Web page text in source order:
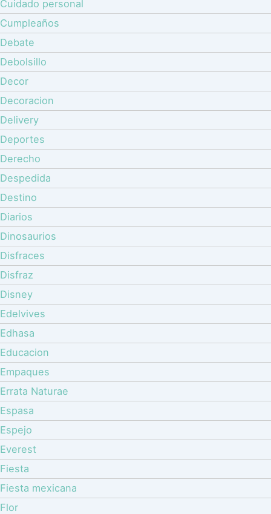
Cuidado personal
Cumpleaños
Debate
Debolsillo
Decor
Decoracion
Delivery
Deportes
Derecho
Despedida
Destino
Diarios
Dinosaurios
Disfraces
Disfraz
Disney
Edelvives
Edhasa
Educacion
Empaques
Errata Naturae
Espasa
Espejo
Everest
Fiesta
Fiesta mexicana
Flor